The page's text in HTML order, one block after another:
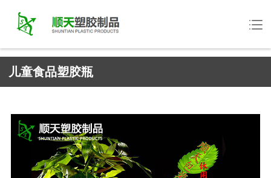
儿童食品塑胶瓶